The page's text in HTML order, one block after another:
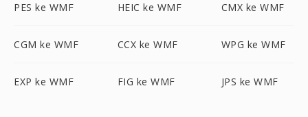
PES ke WMF HEIC ke WMF CMX ke WMF
CGM ke WMF CCX ke WMF WPG ke WMF
EXP ke WMF FIG ke WMF JPS ke WMF